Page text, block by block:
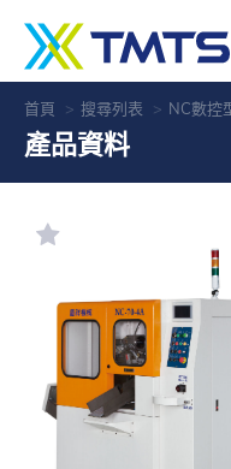
首頁 搜尋列表 NC數控
產品資料